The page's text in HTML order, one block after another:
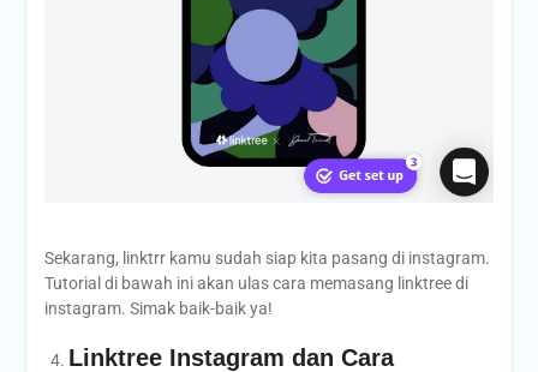
Sekarang, linktrr kamu sudah siap kita pasang di instagram.
Tutorial di bawah ini akan ulas cara memasang linktree di
instagram. Simak baik-baik ya!
Linktree Instagram dan Cara